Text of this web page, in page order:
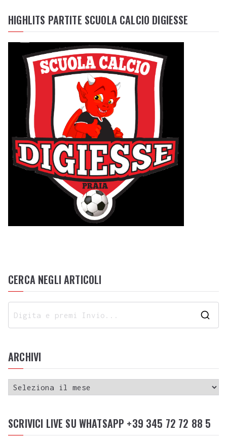
HIGHLITS PARTITE SCUOLA CALCIO DIGIESSE
CERCA NEGLI ARTICOLI
ARCHIVI
SCRIVICI LIVE SU WHATSAPP +39 345 72 72 88 5